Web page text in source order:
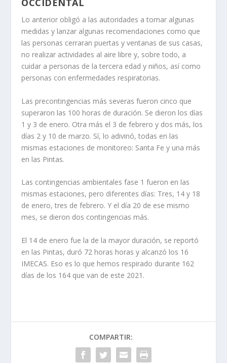
OCCIDENTAL
Lo anterior obligó a las autoridades a tomar algunas
medidas y lanzar algunas recomendaciones como que
las personas cerraran puertas y ventanas de sus casas,
no realizar actividades al aire libre y, sobre todo, a
cuidar a personas de la tercera edad y niños, así como
personas con enfermedades respiratorias.
Las precontingencias más severas fueron cinco que
superaron las 100 horas de duración. Se dieron los días
1 y 3 de enero. Otra más el 3 de febrero y dos más, los
días 2 y 10 de marzo. Sí, lo adivinó, todas en las
mismas estaciones de monitoreo: Santa Fe y una más
en las Pintas.
Las contingencias ambientales fase 1 fueron en las
mismas estaciones, pero diferentes días: Tres, 14 y 18
de enero, tres de febrero. Y el día 20 de ese mismo
mes, se dieron dos contingencias más.
El 14 de enero fue la de la mayor duración, se reportó
en las Pintas, duró 72 horas horas y alcanzó los 16
IMECAS. Eso es lo que hemos respirado durante 162
días de los 164 que van de este 2021.
COMPARTIR: